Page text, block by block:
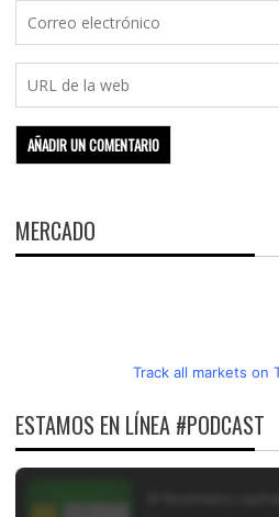
MERCADO
Track all markets on
ESTAMOS EN LÍNEA #PODCAST